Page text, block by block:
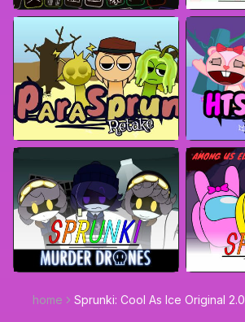
home Sprunki: Cool As Ice Original 2.0